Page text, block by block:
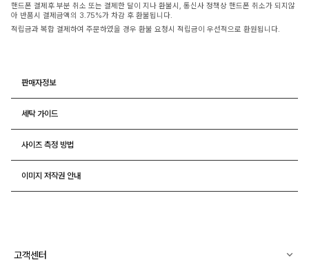
핸드폰 결제후 부분 취소 또는 결제한 달이 지나 환불시, 통신사 정책상 핸드폰 취소가 되지않
아 반품시 결제금액의 3.75%가 차감 후 환불됩니다.
적립금과 복합 결제하여 주문하였을 경우 환불 요청시 적립금이 우선적으로 환원됩니다.
판매자정보
세탁 가이드
사이즈 측정 방법
이미지 저작권 안내
고객센터